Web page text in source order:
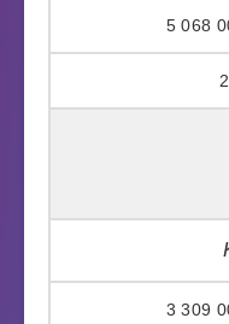
5 068
3 309